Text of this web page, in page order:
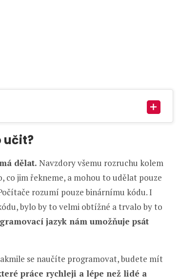
učit?
dělat. Navzdory všemu rozruchu kolem
co jim řekneme, a mohou to udělat pouze
rozumí pouze binárnímu kódu. I
bylo by to velmi obtížné a trvalo by to
jazyk nám umožňuje psát
se naučíte programovat, budete mít
práce rychleji a lépe než lidé a